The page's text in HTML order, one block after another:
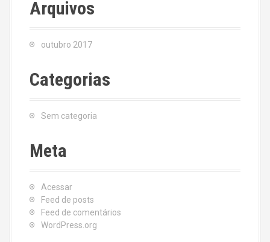
Arquivos
outubro 2017
Categorias
Sem categoria
Meta
Acessar
Feed de posts
Feed de comentários
WordPress.org